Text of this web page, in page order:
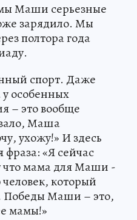
Маши серьезные
зарядило. Мы
полтора года
спорт. Даже
особенных
– это вообще
Маша
ухожу!» И здесь
«Я сейчас
что мама для Маши -
который
Победы Маши – это,
мамы!»